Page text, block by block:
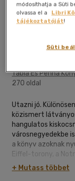
Tábla És Penna
270 oldal
Utazni jó.
közismert
hangulatos
városnegyedekbe
a könyv azoknak
Eiffel-torony, a
például a Mágia-
érdekel, hogy hol
+ Mutass többet
módosíthatja a Süti
olvassa el a
Libri
tájékoztatóját!
Süti